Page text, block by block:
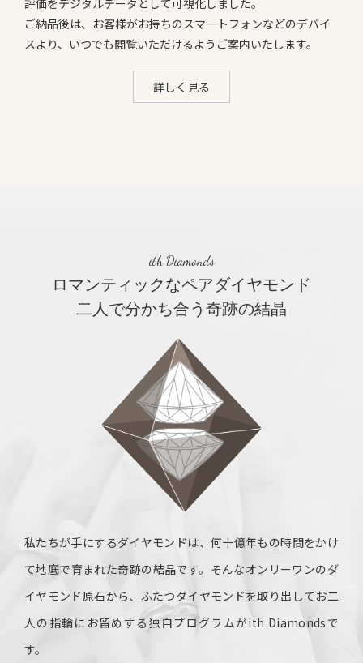
ご納品後は、お客様がお持ちのスマートフォンなどのデバイ
スより、いつでも閲覧いただけるようご案内いたします。
詳しく見る
ith Diamonds
ロマンティックなペアダイヤモンド
二人で分かち合う奇跡の結晶
私たちが手にするダイヤモンドは、何十億年もの時間をかけ
て地底で育まれた奇跡の結晶です。そんなオンリーワンのダ
イヤモンド原石から、ふたつダイヤモンドを取り出してお二
人の指輪にお留めする独自プログラムがith Diamondsで
す。